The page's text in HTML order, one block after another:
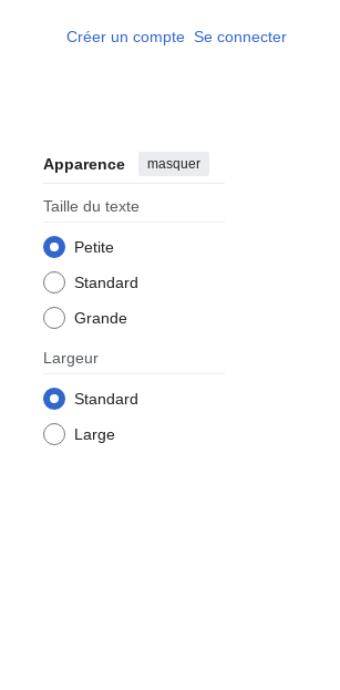
Créer un compte Se connecter
Apparence masquer
Taille du texte
Petite
Standard
Grande
Largeur
Standard
Large